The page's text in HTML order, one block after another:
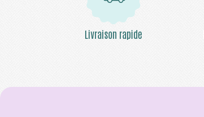
Livraison rapide